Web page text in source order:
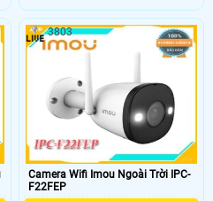
biến hinh ảnh Độ phân giải 4.0MP
cảm biến 1/2. 7” Sony NIR,
25/30fps@4
Camera Wifi Imou Ngoài Trời IPC-
F22FEP
3803